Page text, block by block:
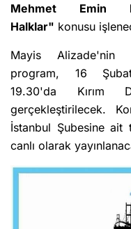
Mehmet Emin
Halklar" konusu
Mayis Alizade'nin
program, 16
19.30'da Kırım
gerçekleştirilecek.
İstanbul Şubesine ait
canlı olarak